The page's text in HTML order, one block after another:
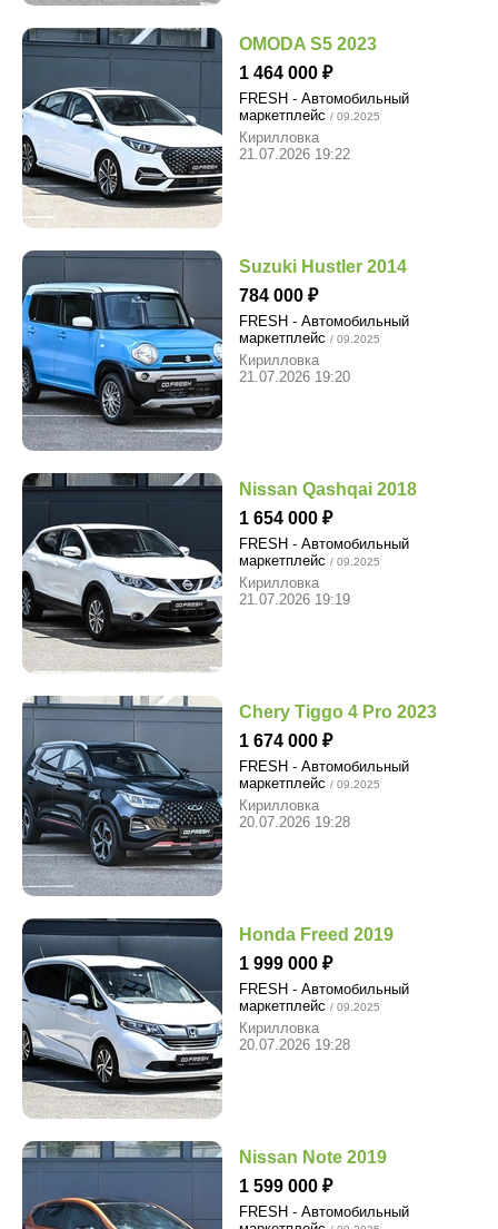
OMODA S5 2023
1 464 000
FRESH - Автомобильный
маркетплейс / 09.2025
Кирилловка
21.07.2026 19:22
Suzuki Hustler 2014
784 000
FRESH - Автомобильный
маркетплейс / 09.2025
Кирилловка
21.07.2026 19:20
Nissan Qashqai 2018
1 654 000
FRESH - Автомобильный
маркетплейс / 09.2025
Кирилловка
21.07.2026 19:19
Chery Tiggo 4 Pro 2023
1 674 000
FRESH - Автомобильный
маркетплейс / 09.2025
Кирилловка
20.07.2026 19:28
Honda Freed 2019
1 999 000
FRESH - Автомобильный
маркетплейс / 09.2025
Кирилловка
20.07.2026 19:28
Nissan Note 2019
1 599 000
FRESH - Автомобильный